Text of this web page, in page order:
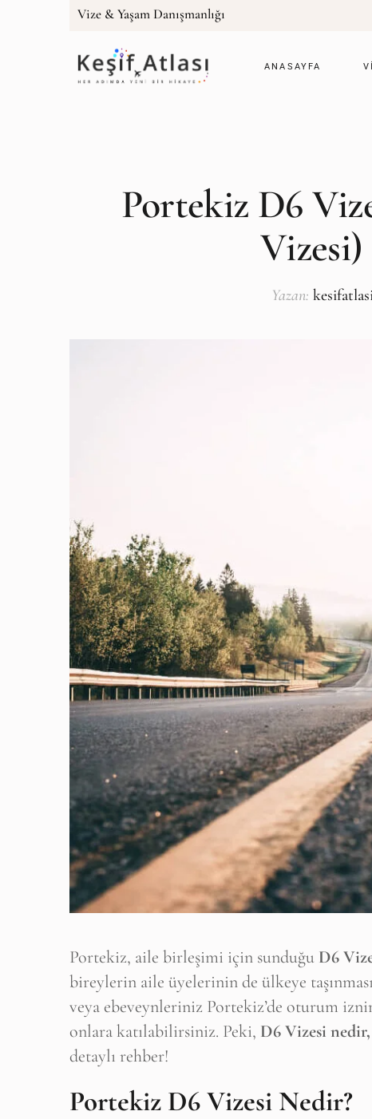
Vize & Yaşam Danışmanlığı
ANASAYFA
Portekiz D6
Yazan:
Portekiz, aile birleşimi için sunduğu D6
bireylerin aile üyelerinin de ülkeye
veya ebeveynleriniz Portekiz’de oturum
onlara katılabilirsiniz. Peki, D6 Vizesi
detaylı rehber!
Portekiz D6 Vizesi Nedir?